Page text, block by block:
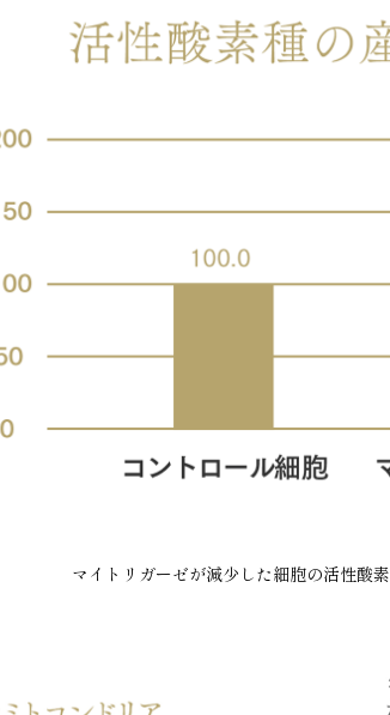
マイトリガーゼが減少した細胞の活性酸